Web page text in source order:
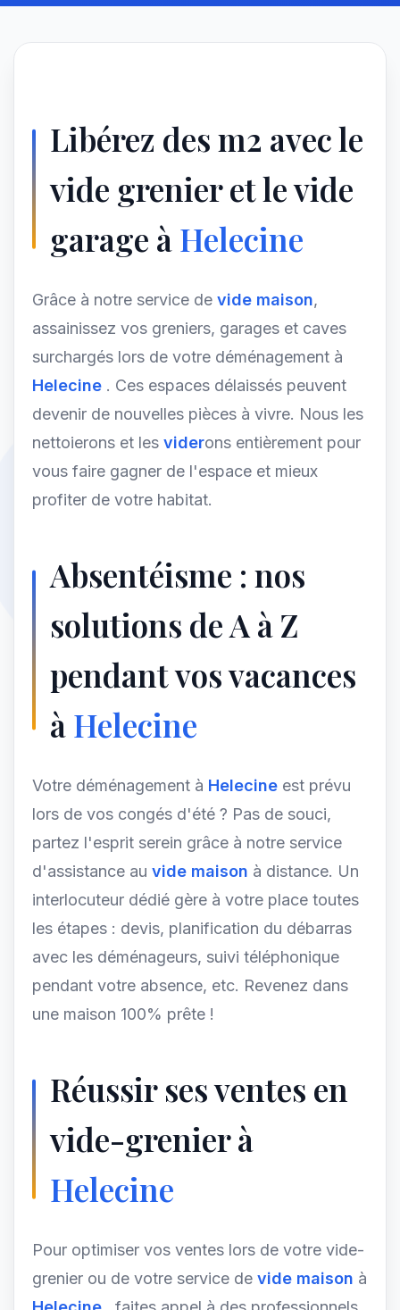
Libérez des m2 avec le
vide grenier et le vide
garage àHelecine
Grâce à notre service de vide maison,
assainissez vos greniers, garages et caves
surchargés lors de votre déménagement à
Helecine . Ces espaces délaissés peuvent
devenir de nouvelles pièces à vivre. Nous les
nettoierons et les viderons entièrement pour
vous faire gagner de l'espace et mieux
profiter de votre habitat.
Absentéisme : nos
solutions de A à Z
pendant vos vacances
àHelecine
Votre déménagement à Helecine est prévu
lors de vos congés d'été ? Pas de souci,
partez l'esprit serein grâce à notre service
d'assistance au vide maison à distance. Un
interlocuteur dédié gère à votre place toutes
les étapes : devis, planification du débarras
avec les déménageurs, suivi téléphonique
pendant votre absence, etc. Revenez dans
une maison 100% prête !
Réussir ses ventes en
vide-grenier à
Helecine
Pour optimiser vos ventes lors de votre vide-
grenier ou de votre service de vide maison à